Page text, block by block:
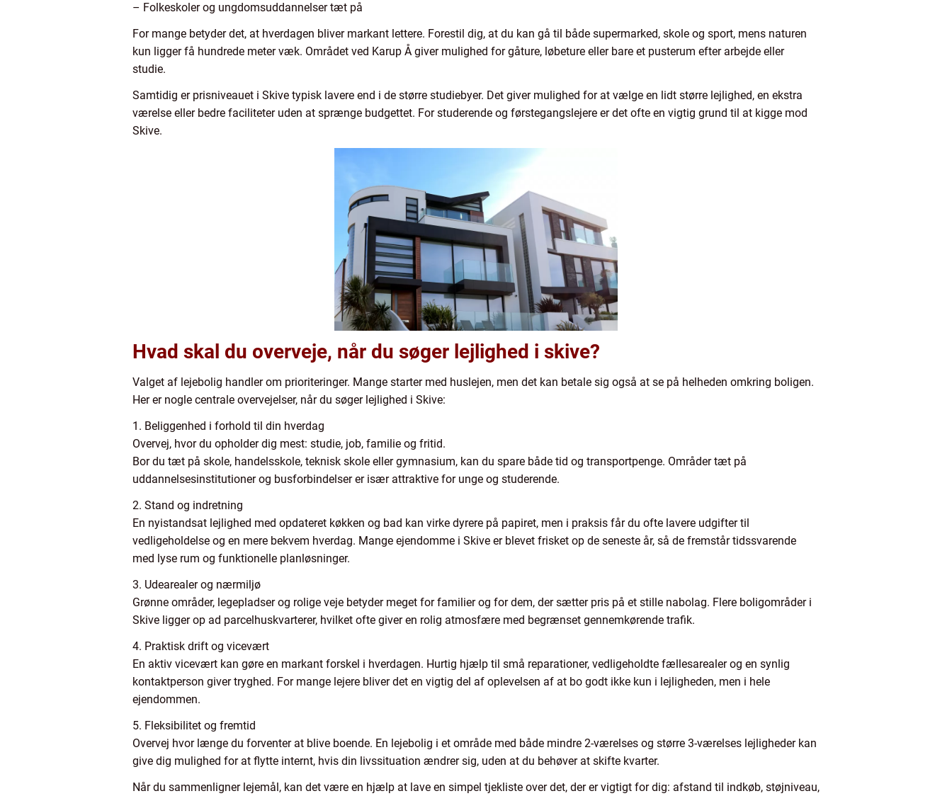
– Folkeskoler og ungdomsuddannelser tæt på
For mange betyder det, at hverdagen bliver markant lettere. Forestil dig, at du kan gå til både supermarked, skole og sport, mens naturen
kun ligger få hundrede meter væk. Området ved Karup Å giver mulighed for gåture, løbeture eller bare et pusterum efter arbejde eller
studie.
Samtidig er prisniveauet i Skive typisk lavere end i de større studiebyer. Det giver mulighed for at vælge en lidt større lejlighed, en ekstra
værelse eller bedre faciliteter uden at sprænge budgettet. For studerende og førstegangslejere er det ofte en vigtig grund til at kigge mod
Skive.
Hvad skal du overveje, når du søger lejlighed i skive?
Valget af lejebolig handler om prioriteringer. Mange starter med huslejen, men det kan betale sig også at se på helheden omkring boligen.
Her er nogle centrale overvejelser, når du søger lejlighed i Skive:
1. Beliggenhed i forhold til din hverdag
Overvej, hvor du opholder dig mest: studie, job, familie og fritid.
Bor du tæt på skole, handelsskole, teknisk skole eller gymnasium, kan du spare både tid og transportpenge. Områder tæt på
uddannelsesinstitutioner og busforbindelser er især attraktive for unge og studerende.
2. Stand og indretning
En nyistandsat lejlighed med opdateret køkken og bad kan virke dyrere på papiret, men i praksis får du ofte lavere udgifter til
vedligeholdelse og en mere bekvem hverdag. Mange ejendomme i Skive er blevet frisket op de seneste år, så de fremstår tidssvarende
med lyse rum og funktionelle planløsninger.
3. Udearealer og nærmiljø
Grønne områder, legepladser og rolige veje betyder meget for familier og for dem, der sætter pris på et stille nabolag. Flere boligområder i
Skive ligger op ad parcelhuskvarterer, hvilket ofte giver en rolig atmosfære med begrænset gennemkørende trafik.
4. Praktisk drift og vicevært
En aktiv vicevært kan gøre en markant forskel i hverdagen. Hurtig hjælp til små reparationer, vedligeholdte fællesarealer og en synlig
kontaktperson giver tryghed. For mange lejere bliver det en vigtig del af oplevelsen af at bo godt ikke kun i lejligheden, men i hele
ejendommen.
5. Fleksibilitet og fremtid
Overvej hvor længe du forventer at blive boende. En lejebolig i et område med både mindre 2-værelses og større 3-værelses lejligheder kan
give dig mulighed for at flytte internt, hvis din livssituation ændrer sig, uden at du behøver at skifte kvarter.
Når du sammenligner lejemål, kan det være en hjælp at lave en simpel tjekliste over det, der er vigtigt for dig: afstand til indkøb, støjniveau,